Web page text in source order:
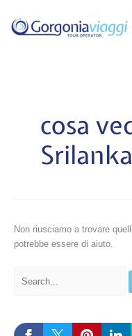
contenuto
cosa
Srilanka
Non riusciamo a trovare
potrebbe essere di aiuto.